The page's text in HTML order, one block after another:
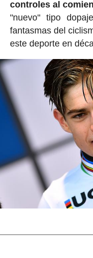
controles al
"nuevo" tipo
fantasmas del
este deporte en